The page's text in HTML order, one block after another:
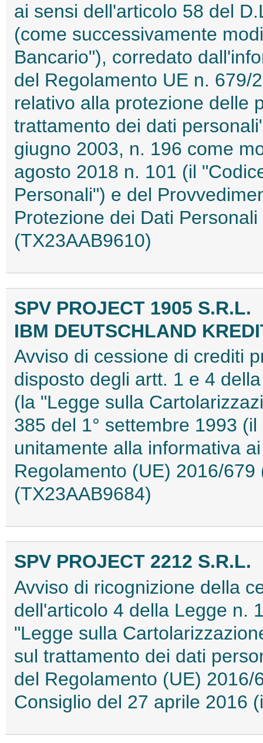
ai sensi dell'articolo 58 del
(come successivamente
Bancario"), corredato
del Regolamento UE n. 679/
relativo alla protezione delle
trattamento dei dati
giugno 2003, n. 196 come
agosto 2018 n. 101 (il
Personali") e del
Protezione dei Dati
(TX23AAB9610)
SPV PROJECT 1905 S.R.L.
IBM DEUTSCHLAND
Avviso di cessione di crediti
disposto degli artt. 1 e 4
(la "Legge sulla
385 del 1° settembre 1993
unitamente alla informativa
Regolamento (UE) 2016/
(TX23AAB9684)
SPV PROJECT 2212 S.R.L.
Avviso di ricognizione della
dell'articolo 4 della Legge n.
"Legge sulla
sul trattamento dei dati
del Regolamento (UE)
Consiglio del 27 aprile 2016